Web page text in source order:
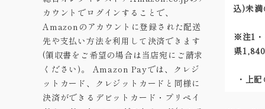
カウントでログインすることで、
Amazonのアカウントに登録された配送
先や支払い方法を利用して決済できます
(領収書をご希望の場合は当店宛にご請求
ください)。 Amazon Payでは、クレジ
ットカード、クレジットカードと同様に
決済ができるデビットカード・プリペイ
込)未
※注1・
県
・上